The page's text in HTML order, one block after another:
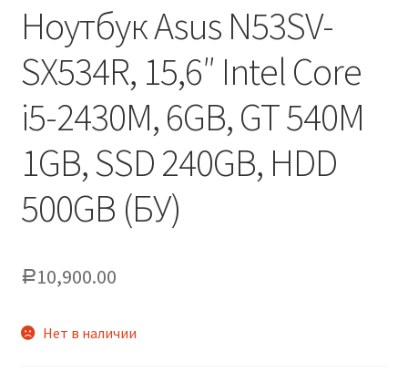
Ноутбук Asus N53SV-
SX534R, 15,6″ Intel Core
i5-2430M, 6GB, GT 540M
1GB, SSD 240GB, HDD
500GB (БУ)
Р10,900.00
Нет в наличии